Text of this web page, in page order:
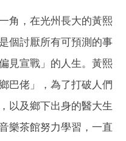
角，在光州長大的黃熙
個討厭所有可預測的事
見宣戰」的人生。黃熙
巴佬」，為了打破人們
以及鄉下出身的醫大生
樂茶館努力學習，一直